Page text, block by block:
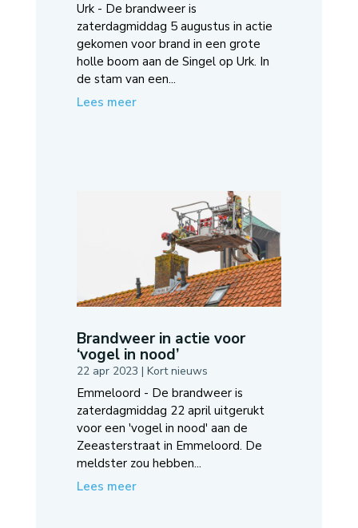
Urk - De brandweer is
zaterdagmiddag 5 augustus in actie
gekomen voor brand in een grote
holle boom aan de Singel op Urk. In
de stam van een...
Lees meer
Brandweer in actie voor
‘vogel in nood’
22 apr 2023 | Kort nieuws
Emmeloord - De brandweer is
zaterdagmiddag 22 april uitgerukt
voor een 'vogel in nood' aan de
Zeeasterstraat in Emmeloord. De
meldster zou hebben...
Lees meer